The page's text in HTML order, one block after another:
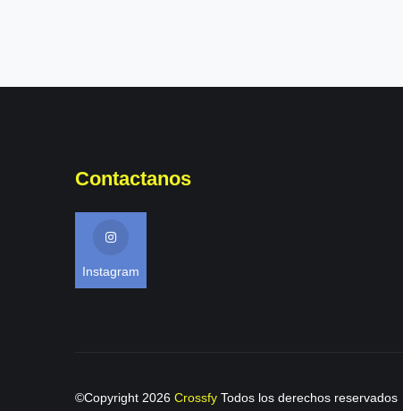
Contactanos
Instagram
©Copyright 2026 Crossfy Todos los derechos reservados